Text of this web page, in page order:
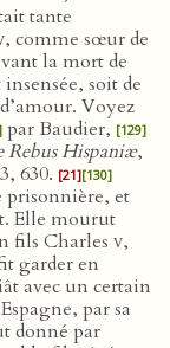
tante
, comme sœur de
la mort de
soit de
Voyez
par Baudier, [129]
Rebus Hispaniæ,
630. [21][130]
prisonnière, et
Elle mourut
fils Charles v,
garder en
avec un certain
par sa
donné par